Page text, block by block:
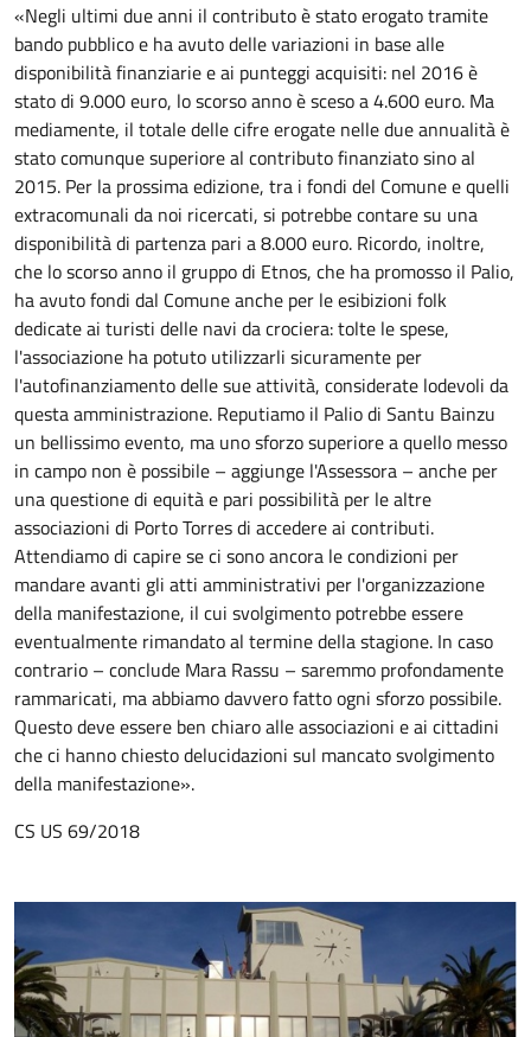
«Negli ultimi due anni il contributo è stato erogato tramite
bando pubblico e ha avuto delle variazioni in base alle
disponibilità finanziarie e ai punteggi acquisiti: nel 2016 è
stato di 9.000 euro, lo scorso anno è sceso a 4.600 euro. Ma
mediamente, il totale delle cifre erogate nelle due annualità è
stato comunque superiore al contributo finanziato sino al
2015. Per la prossima edizione, tra i fondi del Comune e quelli
extracomunali da noi ricercati, si potrebbe contare su una
disponibilità di partenza pari a 8.000 euro. Ricordo, inoltre,
che lo scorso anno il gruppo di Etnos, che ha promosso il Palio,
ha avuto fondi dal Comune anche per le esibizioni folk
dedicate ai turisti delle navi da crociera: tolte le spese,
l'associazione ha potuto utilizzarli sicuramente per
l'autofinanziamento delle sue attività, considerate lodevoli da
questa amministrazione. Reputiamo il Palio di Santu Bainzu
un bellissimo evento, ma uno sforzo superiore a quello messo
in campo non è possibile – aggiunge l'Assessora – anche per
una questione di equità e pari possibilità per le altre
associazioni di Porto Torres di accedere ai contributi.
Attendiamo di capire se ci sono ancora le condizioni per
mandare avanti gli atti amministrativi per l'organizzazione
della manifestazione, il cui svolgimento potrebbe essere
eventualmente rimandato al termine della stagione. In caso
contrario – conclude Mara Rassu – saremmo profondamente
rammaricati, ma abbiamo davvero fatto ogni sforzo possibile.
Questo deve essere ben chiaro alle associazioni e ai cittadini
che ci hanno chiesto delucidazioni sul mancato svolgimento
della manifestazione».
CS US 69/2018